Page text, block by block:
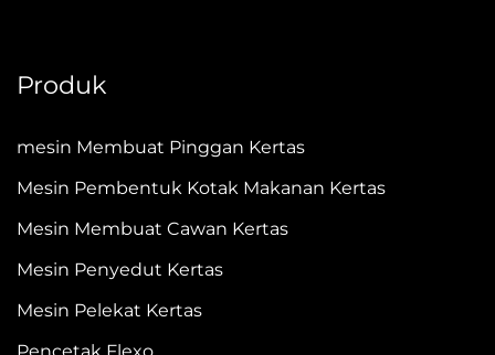
Produk
mesin Membuat Pinggan Kertas
Mesin Pembentuk Kotak Makanan Kertas
Mesin Membuat Cawan Kertas
Mesin Penyedut Kertas
Mesin Pelekat Kertas